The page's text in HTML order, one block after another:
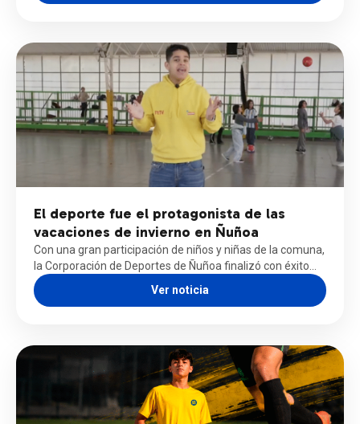
El deporte fue el protagonista de las
vacaciones de invierno en Ñuñoa
Con una gran participación de niños y niñas de la comuna,
la Corporación de Deportes de Ñuñoa finalizó con éxito…
Ver noticia